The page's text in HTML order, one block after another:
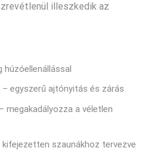
illeszkedik az
húzóellenállással
– egyszerű ajtónyitás és zárás
– megakadályozza a véletlen
kifejezetten szaunákhoz tervezve